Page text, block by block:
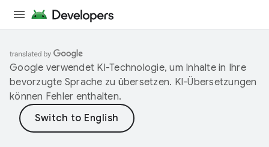
Google verwendet KI-Technologie, um Inhalte in Ihre
bevorzugte Sprache zu übersetzen. KI-Übersetzungen
können Fehler enthalten.